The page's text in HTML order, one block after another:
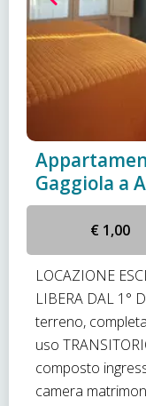
Gaggiola a
€ 1,00
LOCAZIONE
LIBERA DAL 1°
terreno,
uso
composto
camera